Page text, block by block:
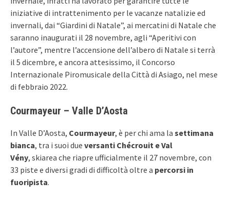
iniziative di intrattenimento per le vacanze natalizie ed
invernali, dai “Giardini di Natale”, ai mercatini di Natale che
saranno inaugurati il 28 novembre, agli “Aperitivi con
l’autore”, mentre l’accensione dell’albero di Natale si terrà
il 5 dicembre, e ancora attesissimo, il Concorso
Internazionale Piromusicale della Città di Asiago, nel mese
di febbraio 2022.
Courmayeur – Valle D’Aosta
In Valle D’Aosta, Courmayeur, è per chi ama la settimana
bianca, tra i suoi due versanti Chécrouit e Val
Vény, skiarea che riapre ufficialmente il 27 novembre, con
33 piste e diversi gradi di difficoltà oltre a percorsi in
fuoripista.